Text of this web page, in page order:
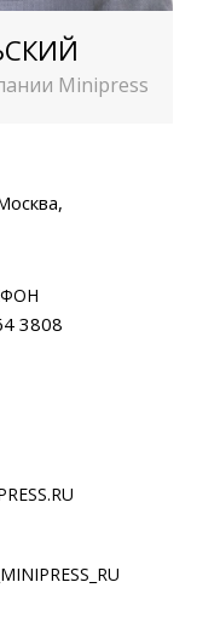
Minipress
3808